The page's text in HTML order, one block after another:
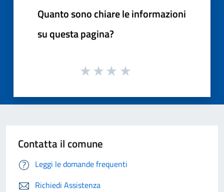
Quanto sono chiare le informazioni
su questa pagina?
Contatta il comune
Leggi le domande frequenti
Richiedi Assistenza